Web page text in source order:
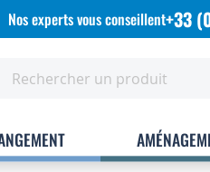
Nos experts vous conseillent+33